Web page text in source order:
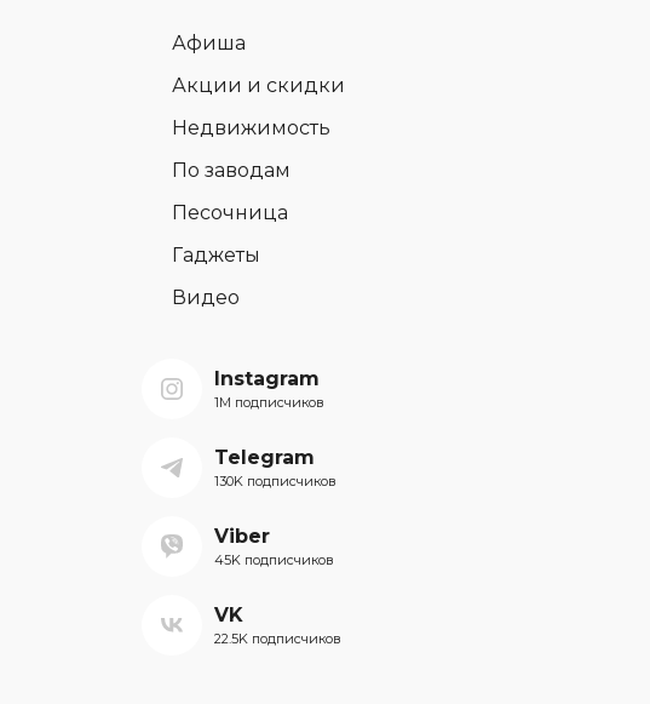
Афиша
Акции и скидки
Недвижимость
По заводам
Песочница
Гаджеты
Видео
Instagram
1M подписчиков
Telegram
130K подписчиков
Viber
45K подписчиков
VK
22.5K подписчиков